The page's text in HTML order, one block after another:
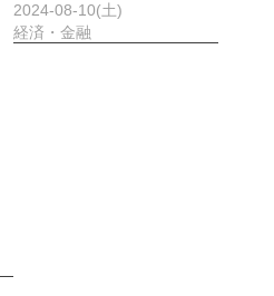
2024-08-10(土)
経済・金融